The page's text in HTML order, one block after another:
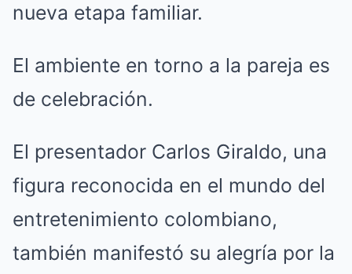
nueva etapa familiar.
El ambiente en torno a la pareja es
de celebración.
El presentador Carlos Giraldo, una
figura reconocida en el mundo del
entretenimiento colombiano,
también manifestó su alegría por la